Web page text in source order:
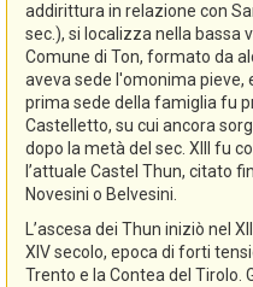
addirittura in relazione con
sec.), si localizza nella bassa
Comune di Ton, formato da
aveva sede l'omonima pieve,
prima sede della famiglia fu
Castelletto, su cui ancora
dopo la metà del sec. XIII fu
l’attuale Castel Thun, citato
Novesini o Belvesini.
L’ascesa dei Thun iniziò nel
XIV secolo, epoca di forti
Trento e la Contea del Tirolo.